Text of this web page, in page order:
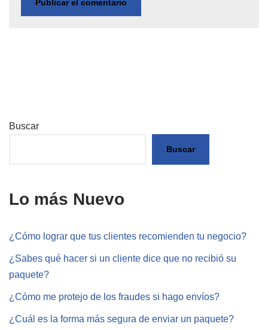
Buscar
Buscar
Lo más Nuevo
¿Cómo lograr que tus clientes recomienden tu negocio?
¿Sabes qué hacer si un cliente dice que no recibió su
paquete?
¿Cómo me protejo de los fraudes si hago envíos?
¿Cuál es la forma más segura de enviar un paquete?